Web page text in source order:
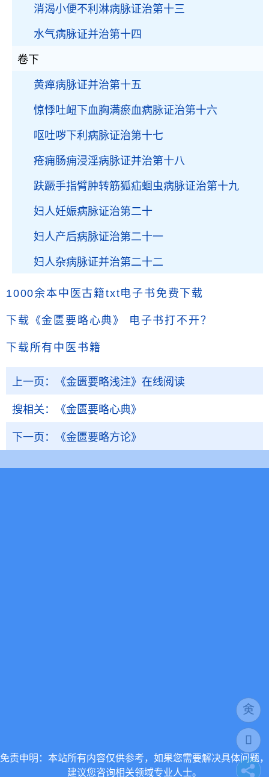
消渴小便不利淋病脉证治第十三
水气病脉证并治第十四
卷下
黄瘅病脉证并治第十五
惊悸吐衄下血胸满瘀血病脉证治第十六
呕吐哕下利病脉证治第十七
疮痈肠痈浸淫病脉证并治第十八
趺蹶手指臂肿转筋狐疝蛔虫病脉证治第十九
妇人妊娠病脉证治第二十
妇人产后病脉证治第二十一
妇人杂病脉证并治第二十二
1000余本中医古籍txt电子书免费下载
下载《金匮要略心典》 电子书打不开？
下载所有中医书籍
上一页： 《金匮要略浅注》在线阅读
搜相关： 《金匮要略心典》
下一页： 《金匮要略方论》
免责申明：本站所有内容仅供参考，如果您需要解决具体问题，
建议您咨询相关领域专业人士。